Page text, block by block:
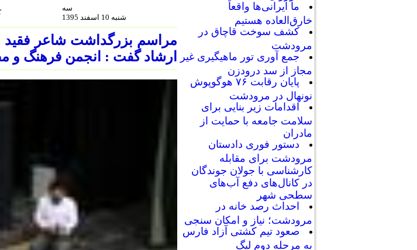
ما ایرانی‌ها واقعاً
خارق‌العاده هستیم
کشف سوخت قاچاق در
مرودشت
جمع آوری تور ماهیگیری غیر
مجاز از سد درودزن
پایان رقابت‌ ۷۶ هوگوپوش
نونهال در مرودشت
اقدامات زیر بنایی برای
سلامت جامعه با حمایت از
مادران
دستور فوری دادستان
مرودشت برای مقابله
کارشناسی با جولان جوندگان
در کانال‌های دفع آب‌های
سطحی شهر
احداث رصد خانه در
مرودشت؛ نیاز و امکان سنجی
صعود تیم کشتی آزاد فارس
به مرحله دوم لیگ
سه
شنبه 10 اسفند 1395
مراسم بزرگداشت شاعر
ارشاد گفت : انجمن فرهنگ و